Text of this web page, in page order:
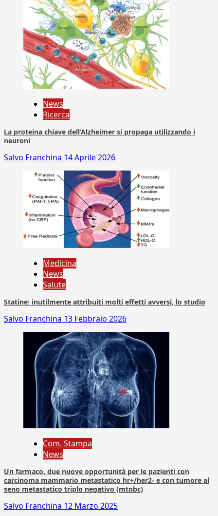
News
Ricerca
La proteina chiave dell’Alzheimer si propaga utilizzando i
neuroni
Salvo Franchina 14 Aprile 2026
Medicina
News
Salute
Statine: inutilmente attribuiti molti effetti avversi, lo studio
Salvo Franchina 13 Febbraio 2026
Com. Stampa
News
Un farmaco, due nuove opportunità per le pazienti con
carcinoma mammario metastatico hr+/her2- e con tumore al
seno metastatico triplo negativo (mtnbc)
Salvo Franchina 12 Marzo 2025